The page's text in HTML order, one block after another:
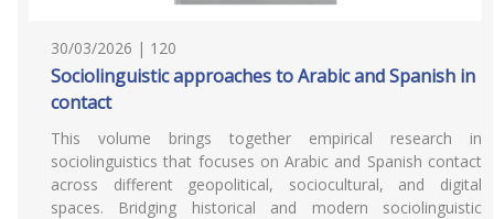
30/03/2026 | 120
Sociolinguistic approaches to Arabic and Spanish in
contact
This volume brings together empirical research in
sociolinguistics that focuses on Arabic and Spanish contact
across different geopolitical, sociocultural, and digital
spaces. Bridging historical and modern sociolinguistic